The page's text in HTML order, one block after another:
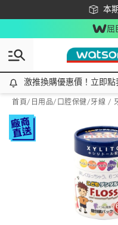
本
下
屈
激推換購優惠價！立即點我看
激推換購優惠價！立即點
首頁/ 日用品/ 口腔保健/牙線 /